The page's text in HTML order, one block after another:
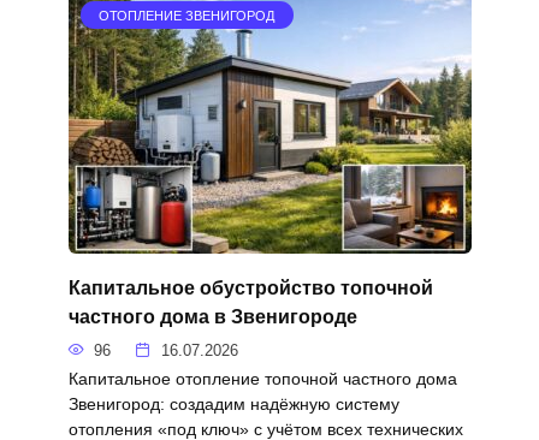
ОТОПЛЕНИЕ ЗВЕНИГОРОД
Капитальное обустройство топочной
частного дома в Звенигороде
96 16.07.2026
Капитальное отопление топочной частного дома
Звенигород: создадим надёжную систему
отопления «под ключ» с учётом всех технических